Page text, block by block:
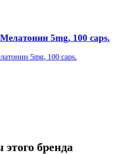
5mg, 100 caps.
бренда